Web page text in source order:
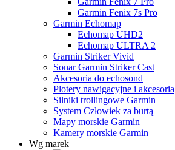
Garmin Fenix 7s Pro
Garmin Echomap
Echomap UHD2
Echomap ULTRA 2
Garmin Striker Vivid
Sonar Garmin Striker Cast
Akcesoria do echosond
Plotery nawigacyjne i akcesoria
Silniki trollingowe Garmin
System Człowiek za burtą
Mapy morskie Garmin
Kamery morskie Garmin
Wg marek